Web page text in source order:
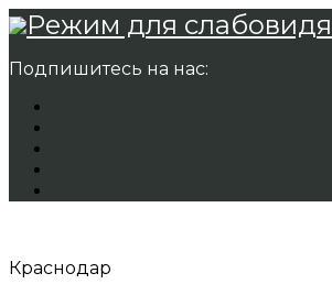
Режим для
Подпишитесь на нас:
Краснодар